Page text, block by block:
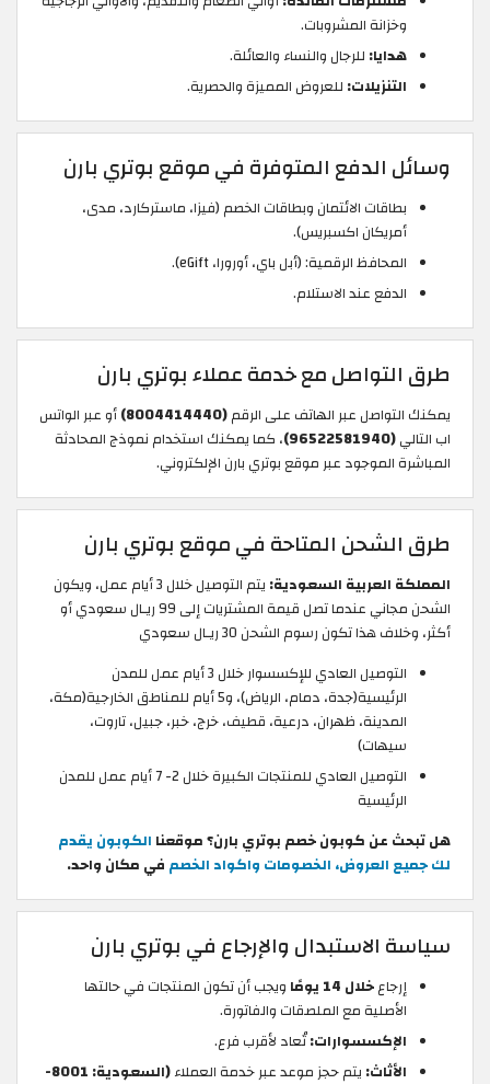
وخزانة المشروبات.
هدايا: للرجال والنساء والعائلة.
التنزيلات: للعروض المميزة والحصرية.
وسائل الدفع المتوفرة في موقع بوتري بارن
بطاقات الائتمان وبطاقات الخصم (فيزا، ماستركارد، مدى،
أمريكان اكسبريس).
المحافظ الرقمية: (أبل باي، أورورا، eGift).
الدفع عند الاستلام.
طرق التواصل مع خدمة عملاء بوتري بارن
يمكنك التواصل عبر الهاتف على الرقم(8004414440)
أو عبر الواتس
اب التالي(96522581940)
، كما يمكنك استخدام نموذج المحادثة
المباشرة الموجود عبر موقع بوتري بارن الإلكتروني.
طرق الشحن المتاحة في موقع بوتري بارن
المملكة العربية السعودية:
يتم التوصيل خلال 3 أيام عمل، ويكون
الشحن مجاني عندما تصل قيمة المشتريات إلى 99 ريـال سعودي أو
أكثر، وخلاف هذا تكون رسوم الشحن 30 ريـال سعودي
التوصيل العادي للإكسسوار خلال 3 أيام عمل للمدن
الرئيسية(جدة، دمام، الرياض)، و5 أيام للمناطق الخارجية(مكة،
المدينة، ظهران، درعية، قطيف، خرج، خبر، جبيل، تاروت،
سيهات)
التوصيل العادي للمنتجات الكبيرة خلال 2- 7 أيام عمل للمدن
الرئيسية
هل تبحث عن كوبون خصم بوتري بارن؟ موقعنا الكوبون يقدم
لك جميع العروض، الخصومات واكواد الخصم في مكان واحد.
سياسة الاستبدال والإرجاع في بوتري بارن
إرجاعخلال 14 يومًا
ويجب أن تكون المنتجات في حالتها
الأصلية مع الملصقات والفاتورة.
الإكسسوارات:تُعاد لأقرب فرع.
الأثاث: يتم حجز موعد عبر خدمة العملاء
(السعودية: 8001-